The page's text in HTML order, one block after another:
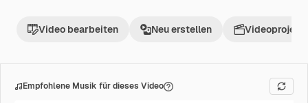
Video bearbeiten Neu erstellen Videoprojekt
Empfohlene Musik für dieses Video